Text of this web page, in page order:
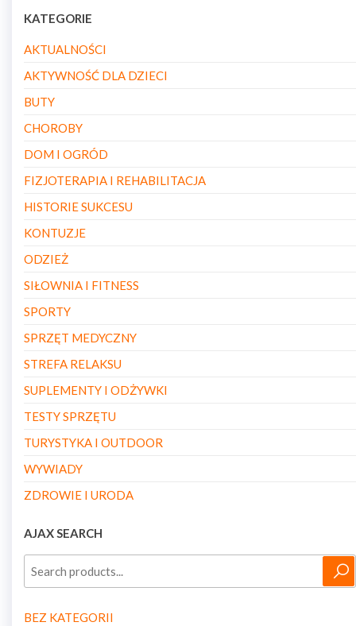
KATEGORIE
AKTUALNOŚCI
AKTYWNOŚĆ DLA DZIECI
BUTY
CHOROBY
DOM I OGRÓD
FIZJOTERAPIA I REHABILITACJA
HISTORIE SUKCESU
KONTUZJE
ODZIEŻ
SIŁOWNIA I FITNESS
SPORTY
SPRZĘT MEDYCZNY
STREFA RELAKSU
SUPLEMENTY I ODŻYWKI
TESTY SPRZĘTU
TURYSTYKA I OUTDOOR
WYWIADY
ZDROWIE I URODA
AJAX SEARCH
BEZ KATEGORII